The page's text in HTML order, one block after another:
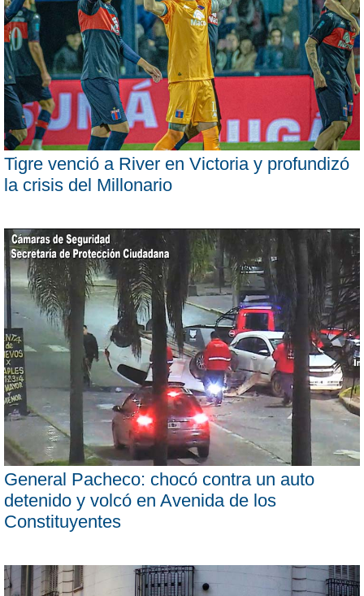
Tigre venció a River en Victoria y profundizó
la crisis del Millonario
General Pacheco: chocó contra un auto
detenido y volcó en Avenida de los
Constituyentes